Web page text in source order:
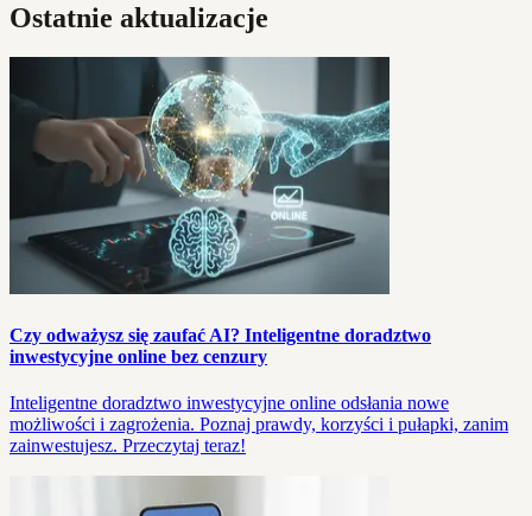
Ostatnie aktualizacje
Czy odważysz się zaufać AI? Inteligentne doradztwo
inwestycyjne online bez cenzury
Inteligentne doradztwo inwestycyjne online odsłania nowe
możliwości i zagrożenia. Poznaj prawdy, korzyści i pułapki, zanim
zainwestujesz. Przeczytaj teraz!